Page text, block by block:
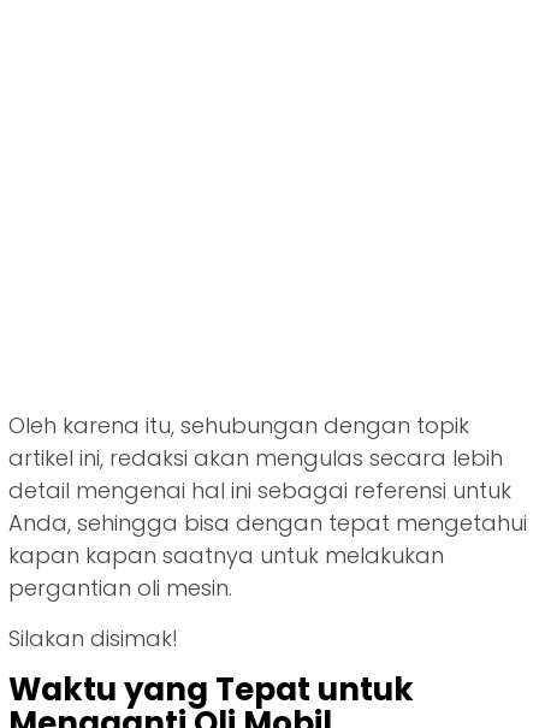
Oleh karena itu, sehubungan dengan topik
artikel ini, redaksi akan mengulas secara lebih
detail mengenai hal ini sebagai referensi untuk
Anda, sehingga bisa dengan tepat mengetahui
kapan kapan saatnya untuk melakukan
pergantian oli mesin.
Silakan disimak!
Waktu yang Tepat untuk